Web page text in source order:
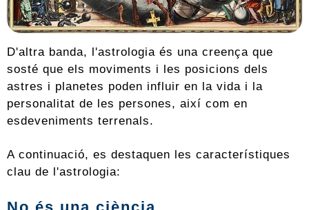
D'altra banda, l'astrologia és una creença que
sosté que els moviments i les posicions dels
astres i planetes poden influir en la vida i la
personalitat de les persones, així com en
esdeveniments terrenals.
A continuació, es destaquen les característiques
clau de l'astrologia: